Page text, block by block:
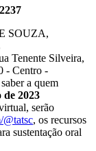
SOUZA,
Tenente Silveira,
- Centro -
a quem
de 2023
serão
, os recursos
sustentação oral